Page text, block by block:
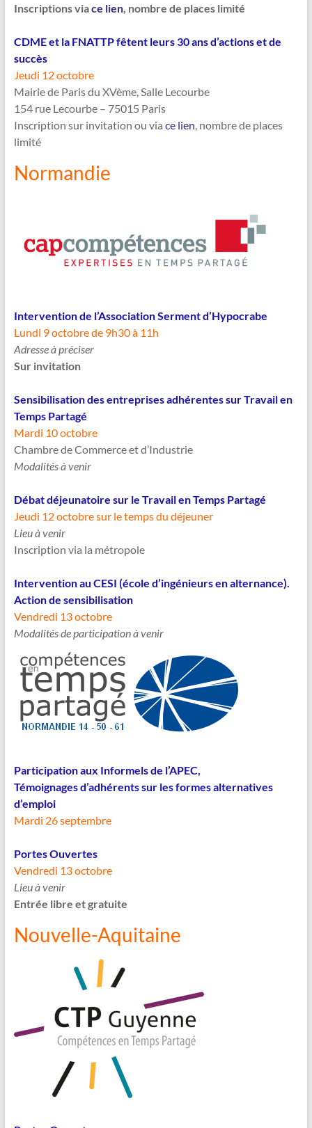
Inscriptions viace lien, nombre de places limité
CDME et la FNATTP fêtent leurs 30 ans d’actions et de
succès
Jeudi 12 octobre
Mairie de Paris du XVème, Salle Lecourbe
154 rue Lecourbe – 75015 Paris
Inscription sur invitation ou via ce lien , nombre de places
limité
Normandie
Intervention de l’Association Serment d’Hypocrabe
Lundi 9 octobre de 9h30 à 11h
Adresse à préciser
Sur invitation
Sensibilisation des entreprises adhérentes sur Travail en
Temps Partagé
Mardi 10 octobre
Chambre de Commerce et d’Industrie
Modalités à venir
Débat déjeunatoire sur le Travail en Temps Partagé
Jeudi 12 octobre sur le temps du déjeuner
Lieu à venir
Inscription via la métropole
Intervention au CESI (école d’ingénieurs en alternance).
Action de sensibilisation
Vendredi 13 octobre
Modalités de participation à venir
Participation aux Informels de l’APEC,
Témoignages d’adhérents sur les formes alternatives
d’emploi
Mardi 26 septembre
Portes Ouvertes
Vendredi 13 octobre
Lieu à venir
Entrée libre et gratuite
Nouvelle-Aquitaine